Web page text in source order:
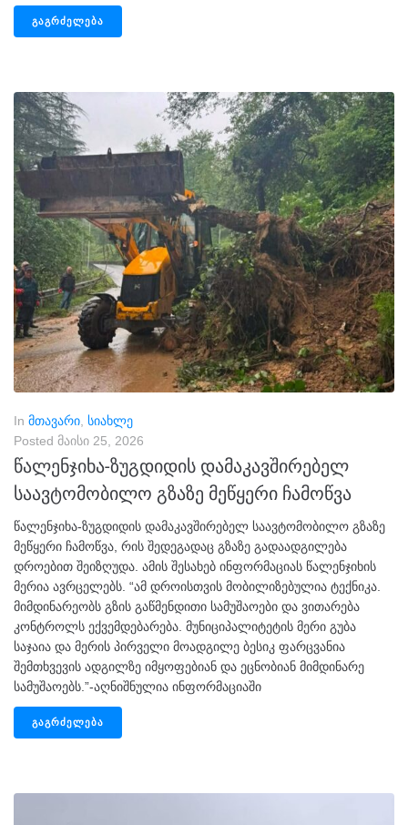
ᲒᲐᲒᲠᲫᲔᲚᲔᲑᲐ
In მთავარი სიახლე
Posted მაისი 25, 2026
წალენჯიხა-ზუგდიდის დამაკავშირებელ
საავტომობილო გზაზე მეწყერი ჩამოწვა
წალენჯიხა-ზუგდიდის დამაკავშირებელ საავტომობილო გზაზე
მეწყერი ჩამოწვა, რის შედეგადაც გზაზე გადაადგილება
დროებით შეიზღუდა. ამის შესახებ ინფორმაციას წალენჯიხის
მერია ავრცელებს. “ამ დროისთვის მობილიზებულია ტექნიკა.
მიმდინარეობს გზის გაწმენდითი სამუშაოები და ვითარება
კონტროლს ექვემდებარება. მუნიციპალიტეტის მერი გუბა
საჯაია და მერის პირველი მოადგილე ბესიკ ფარცვანია
შემთხვევის ადგილზე იმყოფებიან და ეცნობიან მიმდინარე
სამუშაოებს.”-აღნიშნულია ინფორმაციაში
ᲒᲐᲒᲠᲫᲔᲚᲔᲑᲐ